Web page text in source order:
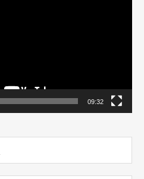
09:32